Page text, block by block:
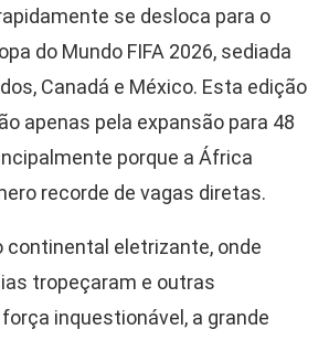
se desloca para o
do Mundo FIFA 2026, sediada
Canadá e México. Esta edição
apenas pela expansão para 48
porque a África
recorde de vagas diretas.
continental eletrizante, onde
tropeçaram e outras
inquestionável, a grande